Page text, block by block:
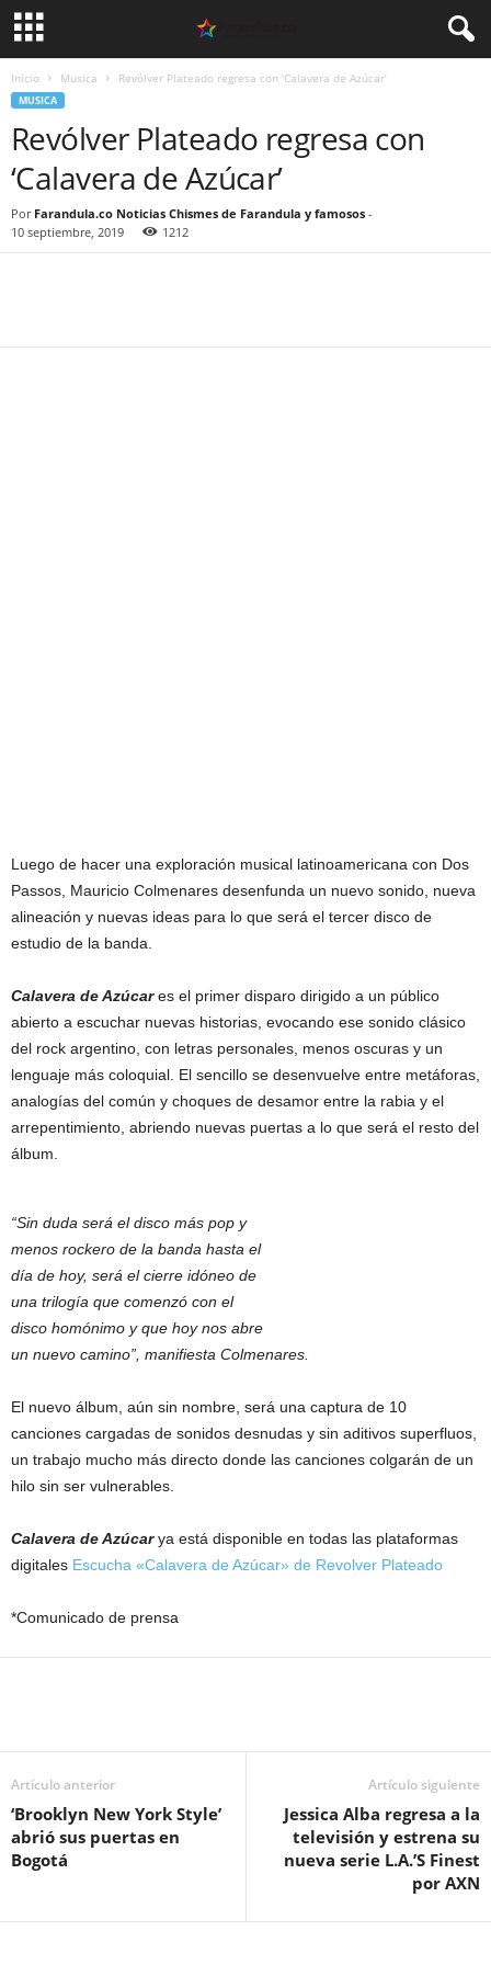
Inicio Musica Revólver Plateado regresa con ‘Calavera de Azúcar’
MUSICA
Revólver Plateado regresa con
‘Calavera de Azúcar’
Por Farandula.co Noticias Chismes de Farandula y famosos -
10 septiembre, 2019
1212
Luego de hacer una exploración musical latinoamericana con Dos
Passos, Mauricio Colmenares desenfunda un nuevo sonido, nueva
alineación y nuevas ideas para lo que será el tercer disco de
estudio de la banda.
Calavera de Azúcares el primer disparo dirigido a un público
abierto a escuchar nuevas historias, evocando ese sonido clásico
del rock argentino, con letras personales, menos oscuras y un
lenguaje más coloquial. El sencillo se desenvuelve entre metáforas,
analogías del común y choques de desamor entre la rabia y el
arrepentimiento, abriendo nuevas puertas a lo que será el resto del
álbum.
“Sin duda será el disco más pop y
menos rockero de la banda hasta el
día de hoy, será el cierre idóneo de
una trilogía que comenzó con el
disco homónimo y que hoy nos abre
un nuevo camino”, manifiesta Colmenares.
El nuevo álbum, aún sin nombre, será una captura de 10
canciones cargadas de sonidos desnudas y sin aditivos superfluos,
un trabajo mucho más directo donde las canciones colgarán de un
hilo sin ser vulnerables.
Calavera de Azúcarya está disponible en todas las plataformas
digitales Escucha «Calavera de Azúcar» de Revolver Plateado
*Comunicado de prensa
Artículo anterior
‘Brooklyn New York Style’
abrió sus puertas en
Bogotá
Artículo siguiente
Jessica Alba regresa a la
televisión y estrena su
nueva serie L.A.’S Finest
por AXN